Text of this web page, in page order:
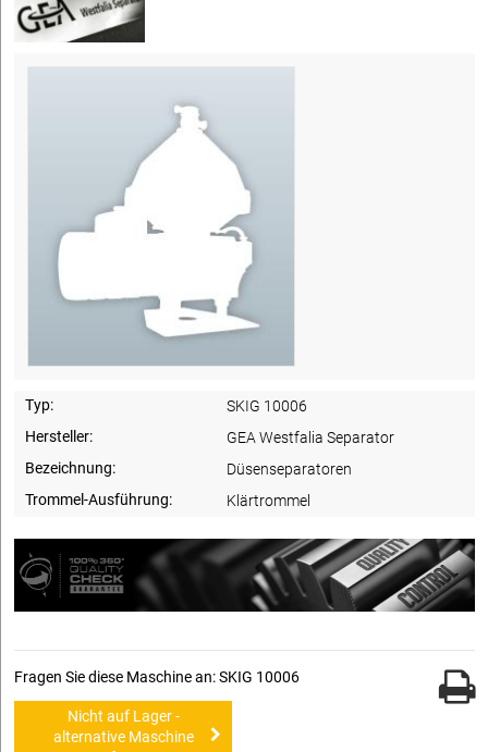
Typ:
SKIG 10006
Hersteller:
GEA Westfalia Separator
Bezeichnung:
Düsenseparatoren
Trommel-Ausführung:
Klärtrommel
Fragen Sie diese Maschine an: SKIG 10006
Nicht auf Lager -
alternative Maschine